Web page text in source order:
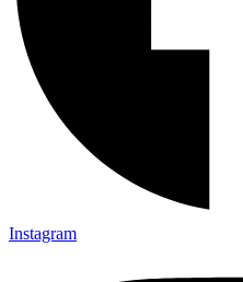
Instagram